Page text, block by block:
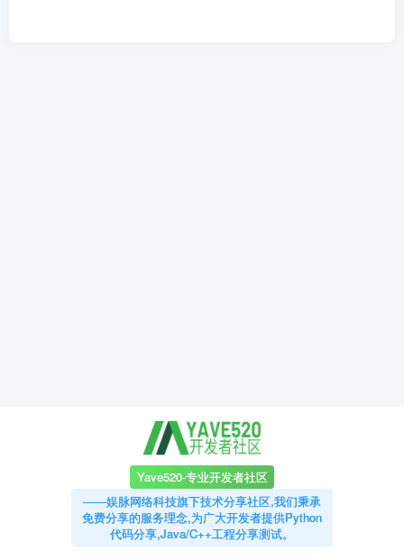
Yave520-专业开发者社区
——娱脉网络科技旗下技术分享社区,我们秉承
免费分享的服务理念,为广大开发者提供Python
代码分享,Java/C++工程分享测试。